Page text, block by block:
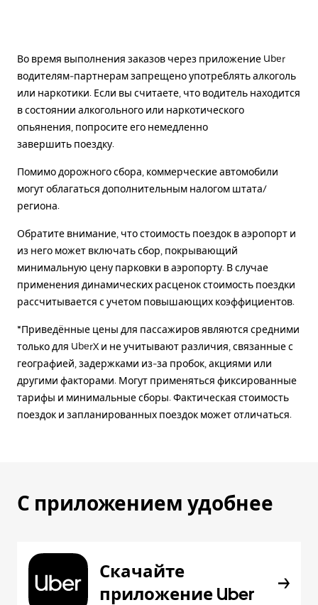
Во время выполнения заказов через приложение Uber
водителям-партнерам запрещено употреблять алкоголь
или наркотики. Если вы считаете, что водитель находится
в состоянии алкогольного или наркотического
опьянения, попросите его немедленно
завершить поездку.
Помимо дорожного сбора, коммерческие автомобили
могут облагаться дополнительным налогом штата/
региона.
Обратите внимание, что стоимость поездок в аэропорт и
из него может включать сбор, покрывающий
минимальную цену парковки в аэропорту. В случае
применения динамических расценок стоимость поездки
рассчитывается с учетом повышающих коэффициентов.
*Приведённые цены для пассажиров являются средними
только для UberX и не учитывают различия, связанные с
географией, задержками из-за пробок, акциями или
другими факторами. Могут применяться фиксированные
тарифы и минимальные сборы. Фактическая стоимость
поездок и запланированных поездок может отличаться.
С приложением удобнее
Скачайте
приложение Uber